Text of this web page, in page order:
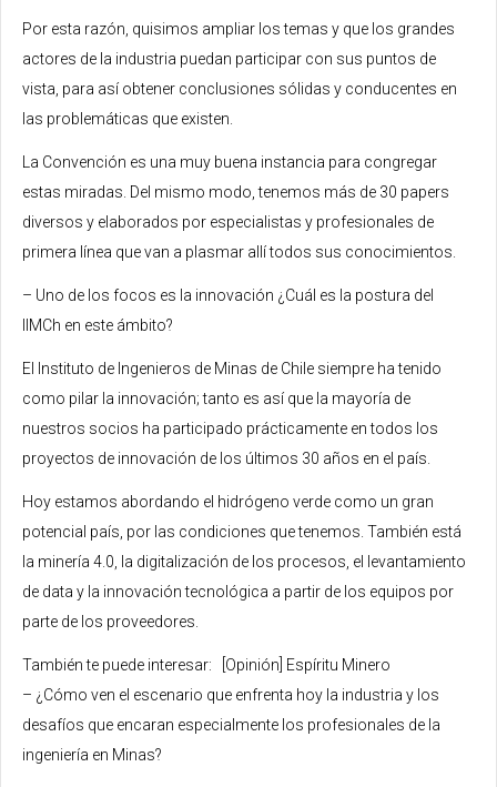
Por esta razón, quisimos ampliar los temas y que los grandes
actores de la industria puedan participar con sus puntos de
vista, para así obtener conclusiones sólidas y conducentes en
las problemáticas que existen.
La Convención es una muy buena instancia para congregar
estas miradas. Del mismo modo, tenemos más de 30 papers
diversos y elaborados por especialistas y profesionales de
primera línea que van a plasmar allí todos sus conocimientos.
– Uno de los focos es la innovación ¿Cuál es la postura del
IIMCh en este ámbito?
El Instituto de Ingenieros de Minas de Chile siempre ha tenido
como pilar la innovación; tanto es así que la mayoría de
nuestros socios ha participado prácticamente en todos los
proyectos de innovación de los últimos 30 años en el país.
Hoy estamos abordando el hidrógeno verde como un gran
potencial país, por las condiciones que tenemos. También está
la minería 4.0, la digitalización de los procesos, el levantamiento
de data y la innovación tecnológica a partir de los equipos por
parte de los proveedores.
También te puede interesar: [Opinión] Espíritu Minero
– ¿Cómo ven el escenario que enfrenta hoy la industria y los
desafíos que encaran especialmente los profesionales de la
ingeniería en Minas?